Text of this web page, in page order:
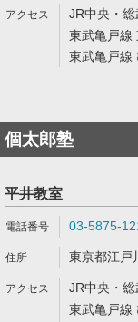
JR中央・
東武亀戸線
東武亀戸線
個太郎塾
平井教室
03-5875-
東京都江戸
JR中央・
東武亀戸線